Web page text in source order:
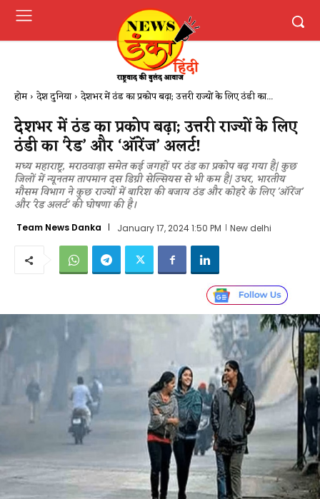
होम देश दुनिया देशभर में ठंड का प्रकोप बढ़ा; उत्तरी राज्यों के लिए ​ठंडी​ का...
देशभर में ठंड का प्रकोप बढ़ा; उत्तरी राज्यों के लिए ​
ठंडी​ का ‘रेड’ और ‘ऑरेंज’ अलर्ट​!
मध्य महाराष्ट्र, मराठवाड़ा समेत कई जगहों पर ठंड का प्रकोप बढ़ गया है| कुछ
जिलों में न्यूनतम तापमान दस डिग्री सेल्सियस से भी कम है| उधर, भारतीय
मौसम विभाग ने कुछ राज्यों में बारिश की बजाय ठंड और कोहरे के लिए 'ऑरेंज'
और 'रेड अलर्ट' की घोषणा की है।
Team News Danka January 17, 2024 1:50 PM New delhi